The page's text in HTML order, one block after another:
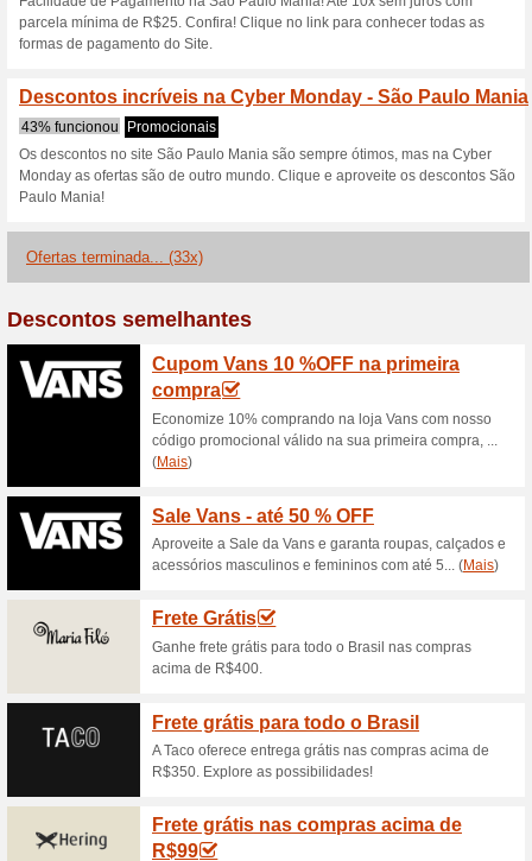
Descontos e
OUTLET São Paulo
100% funcionou
Compre camisa, regatas,
Paulo Mania, poupando até
Promoção São
desconto
100% funcionou
Não perca a chance de
na São Paulo Mania.